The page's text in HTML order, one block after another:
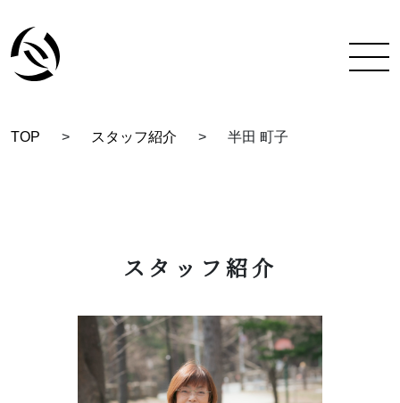
スタッフ紹介
TOP > スタッフ紹介 > 半田 町子
スタッフ紹介